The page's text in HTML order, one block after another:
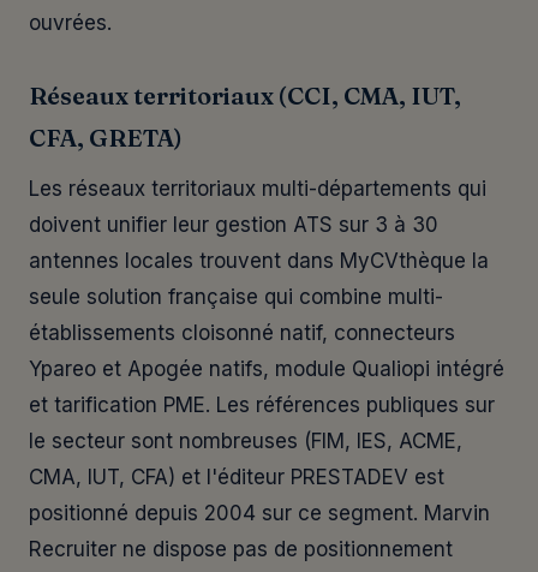
ouvrées.
Réseaux territoriaux (CCI, CMA, IUT,
CFA, GRETA)
Les réseaux territoriaux multi-départements qui
doivent unifier leur gestion ATS sur 3 à 30
antennes locales trouvent dans MyCVthèque la
seule solution française qui combine multi-
établissements cloisonné natif, connecteurs
Ypareo et Apogée natifs, module Qualiopi intégré
et tarification PME. Les références publiques sur
le secteur sont nombreuses (FIM, IES, ACME,
CMA, IUT, CFA) et l'éditeur PRESTADEV est
positionné depuis 2004 sur ce segment. Marvin
Recruiter ne dispose pas de positionnement